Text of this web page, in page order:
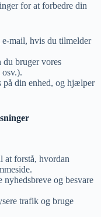
for at forbedre din
e-mail, hvis du tilmelder
bruger vores
på din enhed, og hjælper
at forstå, hvordan
nyhedsbreve og besvare
trafik og bruge